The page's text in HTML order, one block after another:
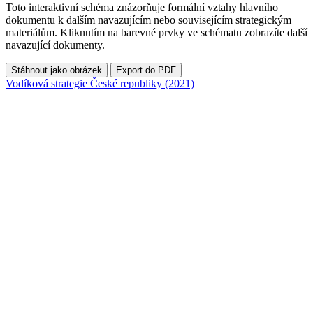
Toto interaktivní schéma znázorňuje formální vztahy hlavního
dokumentu k dalším navazujícím nebo souvisejícím strategickým
materiálům. Kliknutím na barevné prvky ve schématu zobrazíte další
navazující dokumenty.
Stáhnout jako obrázek Export do PDF
Vodíková strategie České republiky (2021)